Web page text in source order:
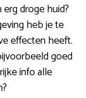
droge huid?
heb je te
effecten heeft.
goed
info alle